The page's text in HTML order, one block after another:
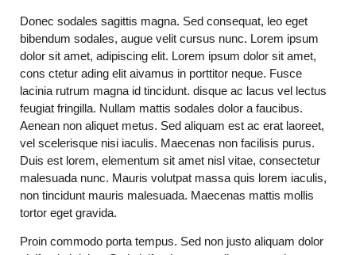
Donec sodales sagittis magna. Sed consequat, leo eget
bibendum sodales, augue velit cursus nunc. Lorem ipsum
dolor sit amet, adipiscing elit. Lorem ipsum dolor sit amet,
cons ctetur ading elit aivamus in porttitor neque. Fusce
lacinia rutrum magna id tincidunt. disque ac lacus vel lectus
feugiat fringilla. Nullam mattis sodales dolor a faucibus.
Aenean non aliquet metus. Sed aliquam est ac erat laoreet,
vel scelerisque nisi iaculis. Maecenas non facilisis purus.
Duis est lorem, elementum sit amet nisl vitae, consectetur
malesuada nunc. Mauris volutpat massa quis lorem iaculis,
non tincidunt mauris malesuada. Maecenas mattis mollis
tortor eget gravida.
Proin commodo porta tempus. Sed non justo aliquam dolor